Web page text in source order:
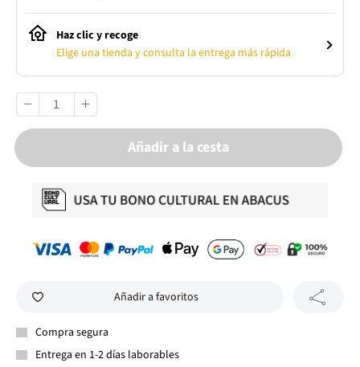
Haz clic y recoge
Elige una tienda y consulta la entrega más rápida
Añadir a la cesta
Añadir a favoritos
Compra segura
Entrega en 1-2 días laborables